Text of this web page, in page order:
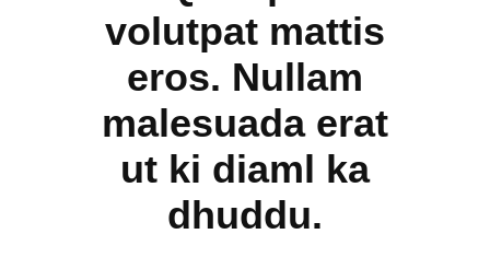
volutpat mattis
eros. Nullam
malesuada erat
ut ki diaml ka
dhuddu.